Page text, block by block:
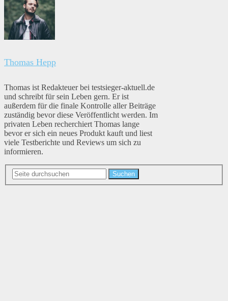
Thomas Hepp
Thomas ist Redakteuer bei testsieger-aktuell.de
und schreibt für sein Leben gern. Er ist
außerdem für die finale Kontrolle aller Beiträge
zuständig bevor diese Veröffentlicht werden. Im
privaten Leben recherchiert Thomas lange
bevor er sich ein neues Produkt kauft und liest
viele Testberichte und Reviews um sich zu
informieren.
Suchen